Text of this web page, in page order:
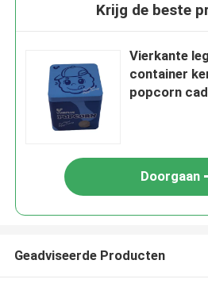
Krijg de beste
Vierkante
container
popcorn
Doorgaan
Geadviseerde Producten